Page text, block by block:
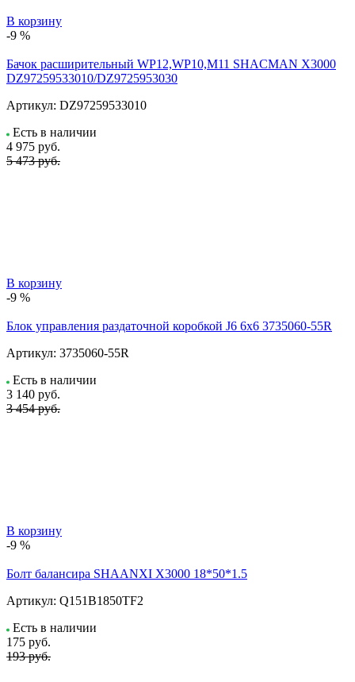
В корзину
-9 %
Бачок расширительный WP12,WP10,M11 SHACMAN X3000
DZ97259533010/DZ9725953030
Артикул: DZ97259533010
Есть в наличии
4 975 руб.
5 473 руб.
В корзину
-9 %
Блок управления раздаточной коробкой J6 6x6 3735060-55R
Артикул: 3735060-55R
Есть в наличии
3 140 руб.
3 454 руб.
В корзину
-9 %
Болт балансира SHAANXI Х3000 18*50*1.5
Артикул: Q151B1850TF2
Есть в наличии
175 руб.
193 руб.